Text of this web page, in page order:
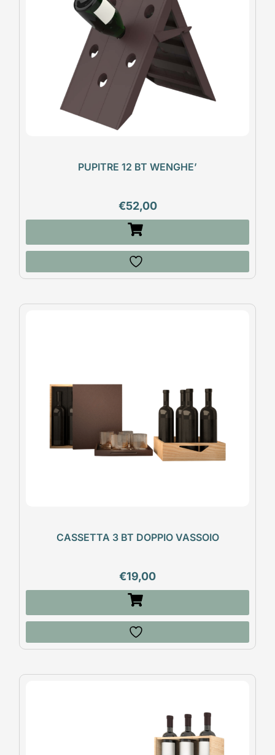
PUPITRE 12 BT WENGHE’
€52,00
CASSETTA 3 BT DOPPIO VASSOIO
€19,00